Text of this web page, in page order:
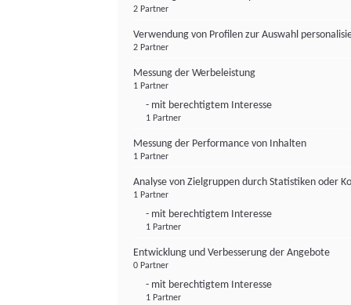
2 Partner
Verwendung von Profilen zur Auswahl
2 Partner
Messung der Werbeleistung
1 Partner
- mit berechtigtem Interesse
1 Partner
Messung der Performance von Inhalten
1 Partner
Analyse von Zielgruppen durch Statistiken oder
1 Partner
- mit berechtigtem Interesse
1 Partner
Entwicklung und Verbesserung der Angebote
0 Partner
- mit berechtigtem Interesse
1 Partner